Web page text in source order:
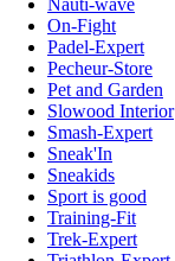
On-Fight
Padel-Expert
Pecheur-Store
Pet and Garden
Slowood Interior
Smash-Expert
Sneak'In
Sneakids
Sport is good
Training-Fit
Trek-Expert